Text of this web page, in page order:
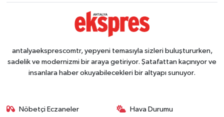
antalyaeksprescomtr, yepyeni temasıyla sizleri buluştururken,
sadelik ve modernizmi bir araya getiriyor. Şatafattan kaçınıyor ve
insanlara haber okuyabilecekleri bir altyapı sunuyor.
Nöbetçi Eczaneler Hava Durumu